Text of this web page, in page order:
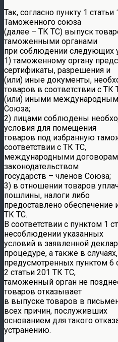
Так, согласно пункту 1
Таможенного союза
(далее – ТК ТС) выпуск
таможенными органами
при соблюдении следующих
1) таможенному органу
сертификаты, разрешения и
(или) иные документы,
товаров в соответствии с ТК
(или) иными
Союза;
2) лицами соблюдены
условия для помещения
товаров под избранную
соответствии с ТК ТС,
международными
законодательством
государств – членов Союза;
3) в отношении товаров
пошлины, налоги либо
предоставлено обеспечение
ТК ТС.
В соответствии с пунктом 1
несоблюдении указанных
условий в заявленной
процедуре, а также в случаях,
предусмотренных пунктом 6
2 статьи 201 ТК ТС,
таможенный орган не
товаров отказывает
в выпуске товаров в
всех причин, послуживших
основанием для такого
устранению.